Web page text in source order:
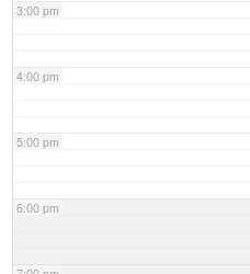
3:00 pm
4:00 pm
5:00 pm
6:00 pm